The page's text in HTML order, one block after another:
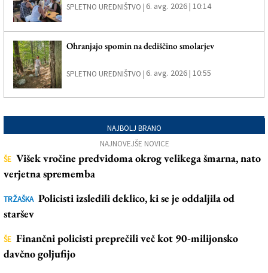
SPLETNO UREDNIŠTVO | 6. avg. 2026 | 10:14
Ohranjajo spomin na dediščino smolarjev
SPLETNO UREDNIŠTVO | 6. avg. 2026 | 10:55
NAJBOLJ BRANO
NAJNOVEJŠE NOVICE
ŠE Višek vročine predvidoma okrog velikega šmarna, nato
verjetna sprememba
TRŽAŠKA Policisti izsledili deklico, ki se je oddaljila od
staršev
ŠE Finančni policisti preprečili več kot 90-milijonsko
davčno goljufijo